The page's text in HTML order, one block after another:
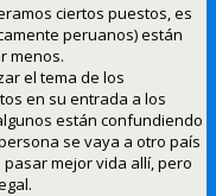
ciertos puestos, es
peruanos) están
menos.
el tema de los
en su entrada a los
están confundiendo
se vaya a otro país
mejor vida allí, pero